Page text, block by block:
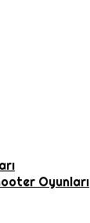
Oyunları